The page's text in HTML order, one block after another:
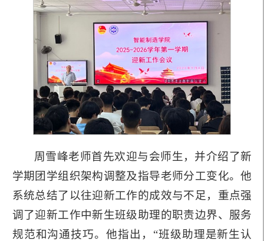
周雪峰老师首先欢迎与会师生，并介绍了新
学期团学组织架构调整及指导老师分工变化。他
系统总结了以往迎新工作的成效与不足，重点强
调了迎新工作中新生班级助理的职责边界、服务
规范和沟通技巧。他指出，“班级助理是新生认